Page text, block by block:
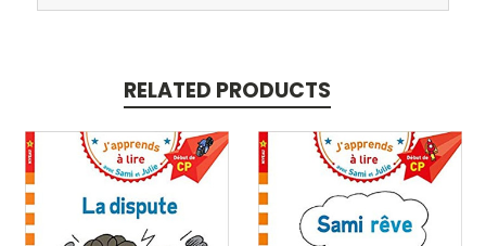
RELATED PRODUCTS